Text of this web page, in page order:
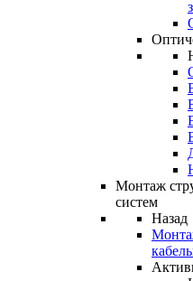
Монтаж
систем
Назад